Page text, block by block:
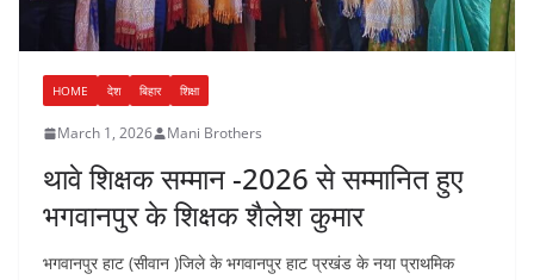
HOME देश बिहार शिक्षा
March 1, 2026 Mani Brothers
थावे शिक्षक सम्मान -2026 से सम्मानित हुए
भगवानपुर के शिक्षक शैलेश कुमार
भगवानपुर हाट (सीवान )जिले के भगवानपुर हाट प्रखंड के नया प्राथमिक